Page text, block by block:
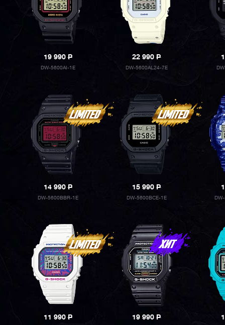
19 990P
DW-5600AI-1E
22 990P
DW-5600AL24-7E
14 990P
DW-5600BBR-1E
15 990P
DW-5600BCE-1E
11 990P 19 990P